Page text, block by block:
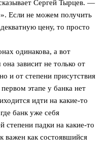
Сергей Тырцев. —
Если не можем получить
цену, то просто
одинакова, а вот
зависит не только от
и от степени присутствия
этапе у банка нет
идти на какие-то
банк уже себя
степени падки на какие-то
как состоявшийся